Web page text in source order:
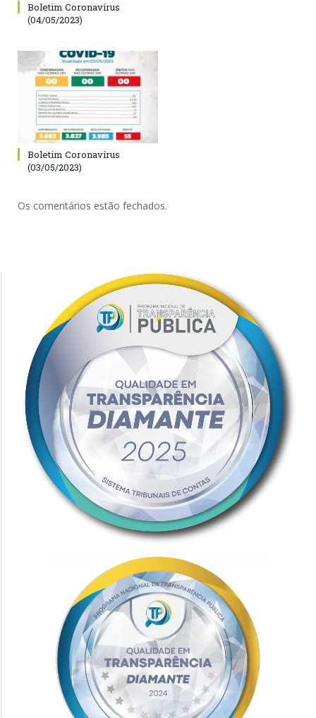
Boletim Coronavírus
(04/05/2023)
Boletim Coronavírus
(03/05/2023)
Os comentários estão fechados.